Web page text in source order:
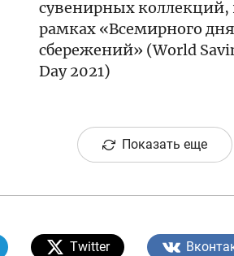
сувенирных коллекций,
рамках «Всемирного дня
сбережений» (World
Day 2021)
Показать еще
Twitter